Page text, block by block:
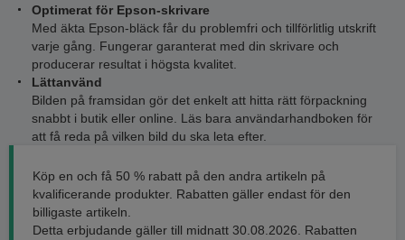
Optimerat för Epson-skrivare
Med äkta Epson-bläck får du problemfri och tillförlitlig utskrift
varje gång. Fungerar garanterat med din skrivare och
producerar resultat i högsta kvalitet.
Lättanvänd
Bilden på framsidan gör det enkelt att hitta rätt förpackning
snabbt i butik eller online. Läs bara användarhandboken för
att få reda på vilken bild du ska leta efter.
Köp en och få 50 % rabatt på den andra artikeln på
kvalificerande produkter. Rabatten gäller endast för den
billigaste artikeln.
Detta erbjudande gäller till midnatt 30.08.2026. Rabatten